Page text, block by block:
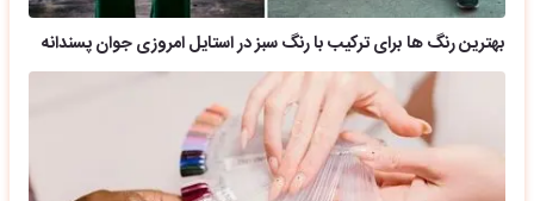
بهترین رنگ ها برای ترکیب با رنگ سبز در استایل امروزی جوان پسندانه